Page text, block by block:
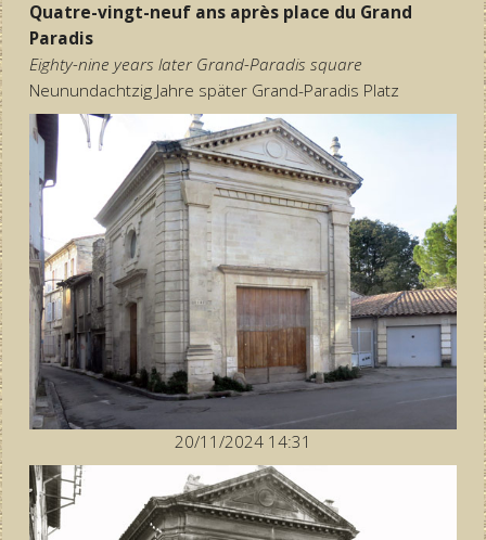
Quatre-vingt-neuf ans après place du Grand
Paradis
Eighty-nine years later Grand-Paradis square
Neunundachtzig Jahre später Grand-Paradis Platz
20/11/2024 14:31